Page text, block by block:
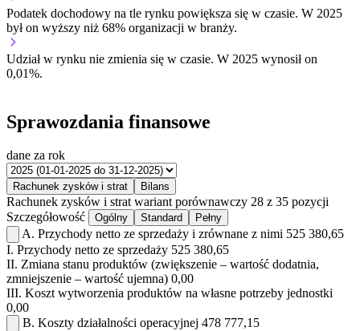
Podatek dochodowy na tle rynku powiększa się w czasie. W 2025
był on wyższy niż 68% organizacji w branży.
Udział w rynku nie zmienia się w czasie. W 2025 wynosił on
0,01%.
Sprawozdania finansowe
dane za rok
Rachunek zysków i strat Bilans
Rachunek zysków i strat wariant porównawczy 28 z 35 pozycji
Szczegółowość
Ogólny Standard Pełny
A. Przychody netto ze sprzedaży i zrównane z nimi 525 380,65
I. Przychody netto ze sprzedaży 525 380,65
II. Zmiana stanu produktów (zwiększenie – wartość dodatnia,
zmniejszenie – wartość ujemna) 0,00
III. Koszt wytworzenia produktów na własne potrzeby jednostki
0,00
B. Koszty działalności operacyjnej 478 777,15